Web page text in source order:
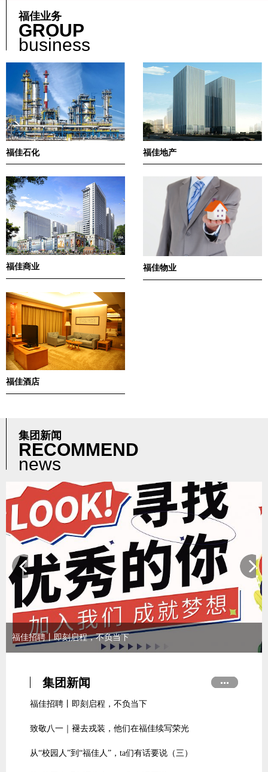
福佳业务
GROUP
business
福佳石化 福佳地产
福佳商业 福佳物业
福佳酒店
集团新闻
RECOMMEND
news
从“校园人”到“福佳人”，ta们有话要说（三）
福佳招聘丨即刻启程，不负当下
致敬八一｜褪去戎装，他们在福佳续写荣光
从“校园人”到“福佳人”，ta们有话要说（三）
福佳招聘丨即刻启程，不负当下
集团新闻
福佳招聘丨即刻启程，不负当下
致敬八一｜褪去戎装，他们在福佳续写荣光
从“校园人”到“福佳人”，ta们有话要说（三）